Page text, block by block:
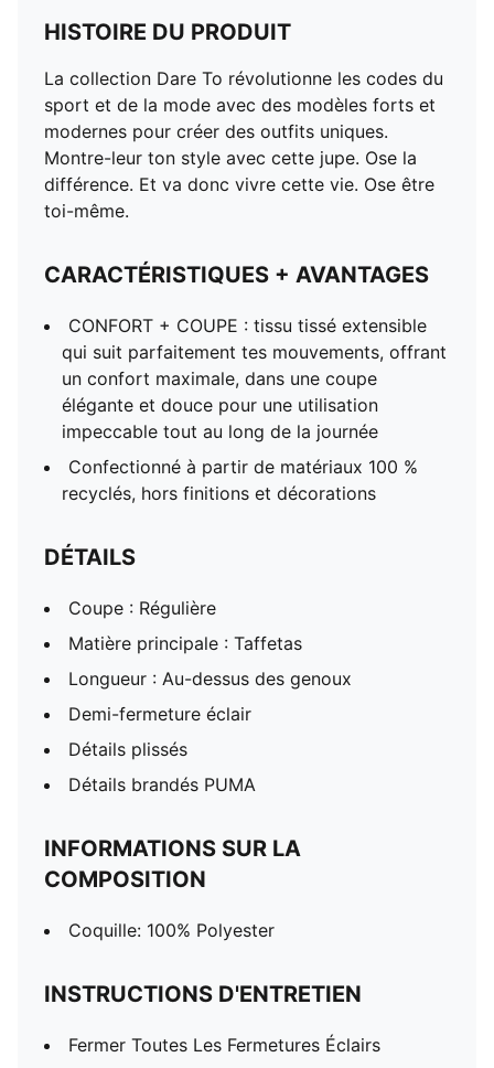
HISTOIRE DU PRODUIT
La collection Dare To révolutionne les codes du
sport et de la mode avec des modèles forts et
modernes pour créer des outfits uniques.
Montre-leur ton style avec cette jupe. Ose la
différence. Et va donc vivre cette vie. Ose être
toi-même.
CARACTÉRISTIQUES + AVANTAGES
CONFORT + COUPE : tissu tissé extensible
qui suit parfaitement tes mouvements, offrant
un confort maximale, dans une coupe
élégante et douce pour une utilisation
impeccable tout au long de la journée
Confectionné à partir de matériaux 100 %
recyclés, hors finitions et décorations
DÉTAILS
Coupe : Régulière
Matière principale : Taffetas
Longueur : Au-dessus des genoux
Demi-fermeture éclair
Détails plissés
Détails brandés PUMA
INFORMATIONS SUR LA
COMPOSITION
Coquille: 100% Polyester
INSTRUCTIONS D'ENTRETIEN
Fermer Toutes Les Fermetures Éclairs